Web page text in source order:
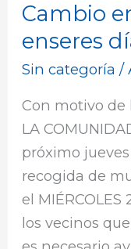
Cambio
enseres
Sin categoría /
Con motivo de
LA
próximo
recogida de
el MIÉRCOLES
los vecinos
Cambio
en
recogida
de
enseres
día
Villar
2026